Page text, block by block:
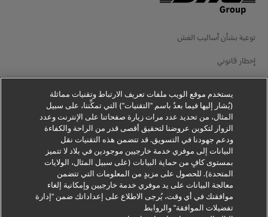
توعية بشأن أساليب الغش
إخطار قانوني
إخطار الخصوصية
معلومات إضافية
إعدادات ملفات تعريف الارتباط
يستخدم موقع الويب ملفات تعريف الارتباط وتقنيات مماثلة
(يُشار إليها فيما بعدُ باسم "التقنيات") التي تمكِّننا، على سبيل
المثال، من تحديد عدد مرات زيارة صفحاتنا على الإنترنت وعدد
الزوار لتكوين عروضنا لتحقيق أقصى قدر من الراحة والكفاءة
ودعم جهودنا في التسويق. قد تتضمن هذه التقنيات نقل
البيانات إلى موفري خدمة خارجيين موجودين في بلاد لا تتميز
بمستوى كافٍ من حماية البيانات (على سبيل المثال، الولايات
المتحدة). للحصول على مزيدٍ من المعلومات التي تتضمن
معالجة البيانات على يد موفري خدمة خارجيين وإمكانية إلغاء
موافقتك في أي وقت، يُرجى الاطلاع على إعداداتك ضمن "إدارة
تفضيلات الموافقة" والروابط